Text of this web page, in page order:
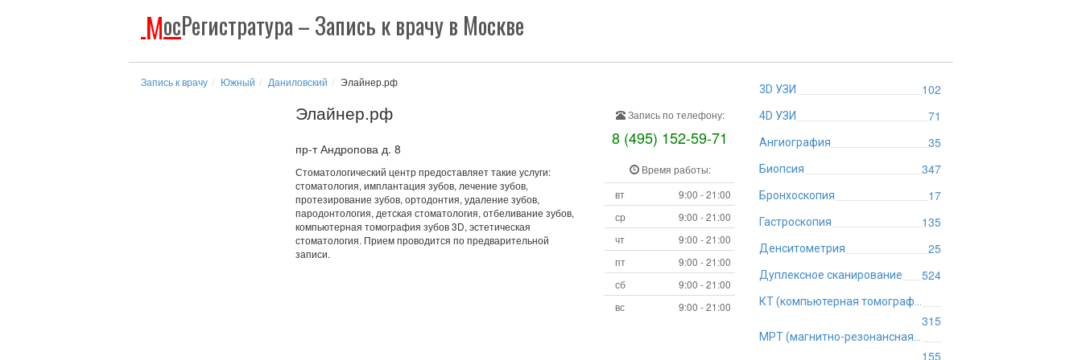
МосРегистратура– Запись к врачу в Москве
Запись к врачу Южный Даниловский Элайнер.рф
Элайнер.рф
пр-т Андропова д. 8
Стоматологический центр предоставляет такие услуги:
стоматология, имплантация зубов, лечение зубов,
протезирование зубов, ортодонтия, удаление зубов,
пародонтология, детская стоматология, отбеливание зубов,
компьютерная томография зубов 3D, эстетическая
стоматология. Прием проводится по предварительной
записи.
Запись по телефону:
8 (495) 152-59-71
Время работы:
вт
9:00 - 21:00
ср
9:00 - 21:00
чт
9:00 - 21:00
пт
9:00 - 21:00
сб
9:00 - 21:00
вс
9:00 - 21:00
3D УЗИ 102
4D УЗИ 71
Ангиография 35
Биопсия 347
Бронхоскопия 17
Гастроскопия 135
Денситометрия 25
Дуплексное сканирование 524
315
155